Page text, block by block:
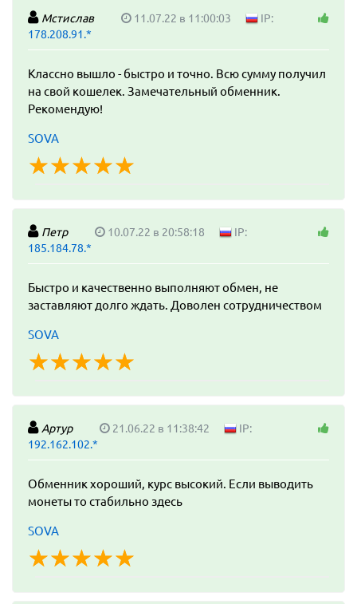
Мстислав 11.07.22 в 11:00:03
IP:
178.208.91.*
Классно вышло - быстро и точно. Всю сумму получил
на свой кошелек. Замечательный обменник.
Рекомендую!
SOVA
☆☆☆☆☆
★★★★★
Петр 10.07.22 в 20:58:18
IP:
185.184.78.*
Быстро и качественно выполняют обмен, не
заставляют долго ждать. Доволен сотрудничеством
SOVA
☆☆☆☆☆
★★★★★
Артур 21.06.22 в 11:38:42
IP:
192.162.102.*
Обменник хороший, курс высокий. Если выводить
монеты то стабильно здесь
SOVA
☆☆☆☆☆
★★★★★